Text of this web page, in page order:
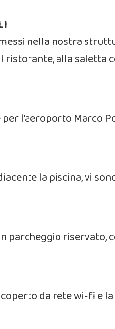
nella nostra
ristorante, alla saletta
per l’aeroporto Marco
la piscina, vi
parcheggio
da rete wi-fi e